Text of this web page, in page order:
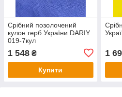
Срібний позолочений
кулон герб України DARIY
019-7кул
1 548 ₴
Купити
1